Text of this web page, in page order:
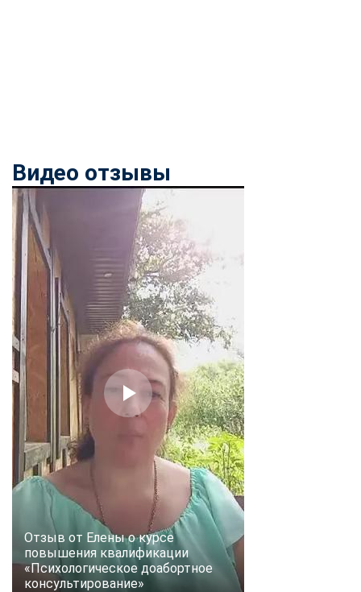
Видео отзывы
Отзыв от Елены о курсе
повышения квалификации
«Психологическое доабортное
консультирование»